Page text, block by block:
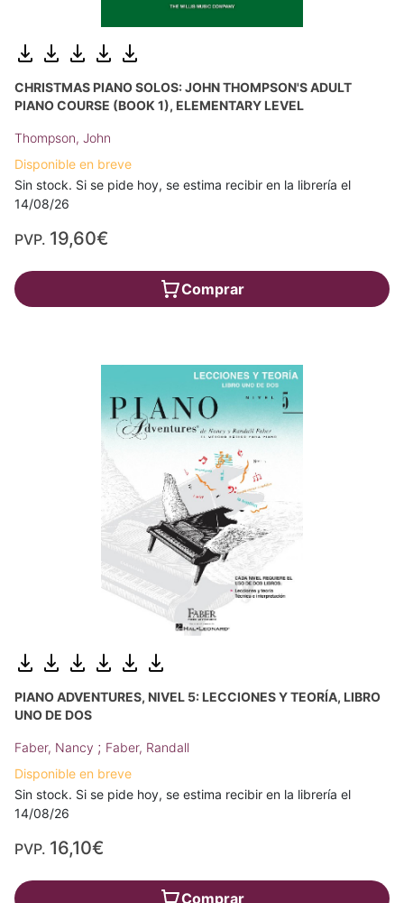
CHRISTMAS PIANO SOLOS: JOHN THOMPSON'S ADULT
PIANO COURSE (BOOK 1), ELEMENTARY LEVEL
Thompson, John
Disponible en breve
Sin stock. Si se pide hoy, se estima recibir en la librería el
14/08/26
PVP. 19,60€
Comprar
PIANO ADVENTURES, NIVEL 5: LECCIONES Y TEORÍA, LIBRO
UNO DE DOS
Faber, Nancy ; Faber, Randall
Disponible en breve
Sin stock. Si se pide hoy, se estima recibir en la librería el
14/08/26
PVP. 16,10€
Comprar